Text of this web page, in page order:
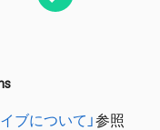
ブについて」参照